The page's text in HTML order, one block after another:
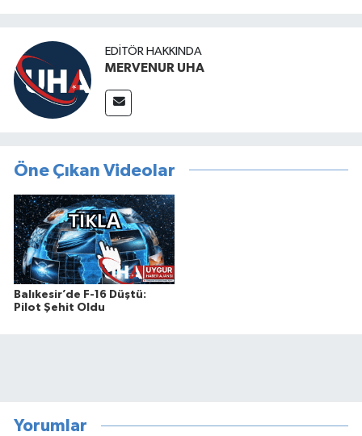
EDITÖR HAKKINDA
MERVENUR UHA
Öne Çıkan Videolar
Balıkesir’de F-16 Düştü:
Pilot Şehit Oldu
Yorumlar